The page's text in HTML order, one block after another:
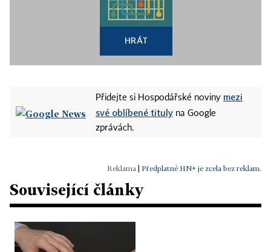
HRÁT
Přidejte si Hospodářské noviny mezi
své oblíbené tituly na Google
zprávách.
Předplatné HN+ je zcela bez reklam.
Související články